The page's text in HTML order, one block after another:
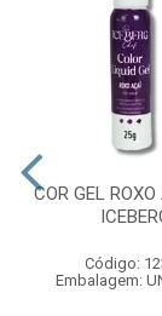
COR GEL
Código:
Embalagem: